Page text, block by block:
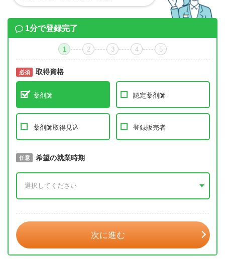
1分で登録完了
1 2 3 4 5
必須 取得資格
薬剤師 認定薬剤師
薬剤師取得見込 登録販売者
必須 取得予定年
任意 希望の就業時期
次に進む